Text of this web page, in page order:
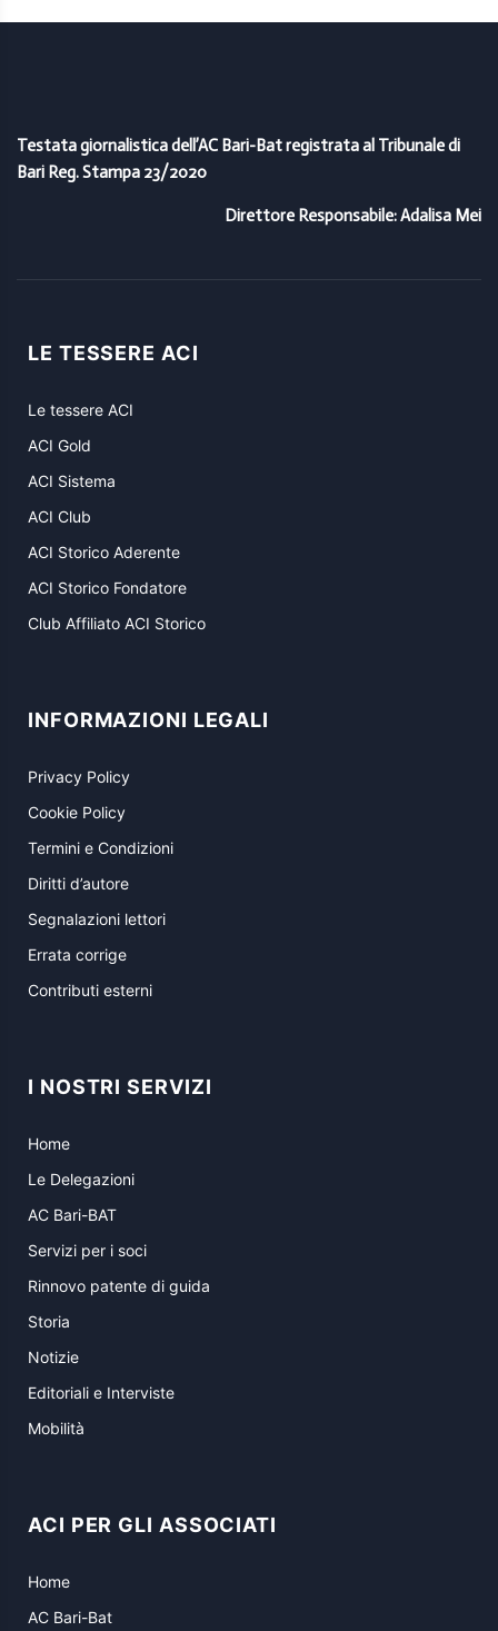
Testata giornalistica dell’AC Bari-Bat registrata al Tribunale di
Bari Reg. Stampa 23/2020
Direttore Responsabile: Adalisa Mei
LE TESSERE ACI
Le tessere ACI
ACI Gold
ACI Sistema
ACI Club
ACI Storico Aderente
ACI Storico Fondatore
Club Affiliato ACI Storico
INFORMAZIONI LEGALI
Privacy Policy
Cookie Policy
Termini e Condizioni
Diritti d’autore
Segnalazioni lettori
Errata corrige
Contributi esterni
I NOSTRI SERVIZI
Home
Le Delegazioni
AC Bari-BAT
Servizi per i soci
Rinnovo patente di guida
Storia
Notizie
Editoriali e Interviste
Mobilità
ACI PER GLI ASSOCIATI
Home
AC Bari-Bat